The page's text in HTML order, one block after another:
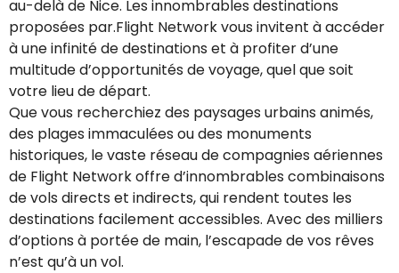
au-delà de Nice. Les innombrables destinations
proposées par.Flight Network vous invitent à accéder
à une infinité de destinations et à profiter d’une
multitude d’opportunités de voyage, quel que soit
votre lieu de départ.
Que vous recherchiez des paysages urbains animés,
des plages immaculées ou des monuments
historiques, le vaste réseau de compagnies aériennes
de Flight Network offre d’innombrables combinaisons
de vols directs et indirects, qui rendent toutes les
destinations facilement accessibles. Avec des milliers
d’options à portée de main, l’escapade de vos rêves
n’est qu’à un vol.